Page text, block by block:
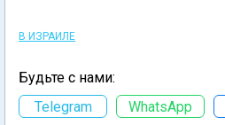
В ИЗРАИЛЕ
Будьте с нами:
Telegram
WhatsApp